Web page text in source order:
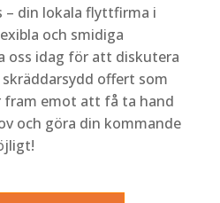
– din lokala flyttfirma i
och smidiga
oss idag för att diskutera
offert som
fram emot att få ta hand
och göra din kommande